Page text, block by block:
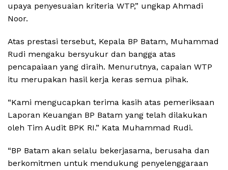
upaya penyesuaian kriteria WTP,” ungkap Ahmadi
Noor.
Atas prestasi tersebut, Kepala BP Batam, Muhammad
Rudi mengaku bersyukur dan bangga atas
pencapaiaan yang diraih. Menurutnya, capaian WTP
itu merupakan hasil kerja keras semua pihak.
“Kami mengucapkan terima kasih atas pemeriksaan
Laporan Keuangan BP Batam yang telah dilakukan
oleh Tim Audit BPK RI.” Kata Muhammad Rudi.
“BP Batam akan selalu bekerjasama, berusaha dan
berkomitmen untuk mendukung penyelenggaraan